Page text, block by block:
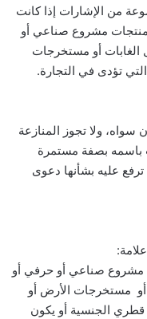
من الإشارات إذا كانت
منتجات مشروع صناعي أو
أو مستخرجات
تؤدى في التجارة.
سواه، ولا تجوز المنازعة
باسمه بصفة مستمرة
عليه بشأنها دعوى
صناعي أو حرفي أو
مستخرجات الأرض أو
الجنسية أو يكون